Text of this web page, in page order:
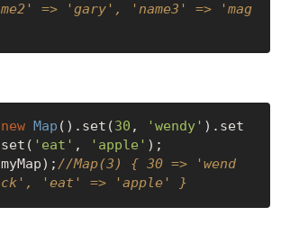
=> 'gary', 'name3' => 'mag
new Map ().set(30 , 'wendy' ).set
'eat' , 'apple'
//Map(3) { 30 => 'wend
'eat' => 'apple' }